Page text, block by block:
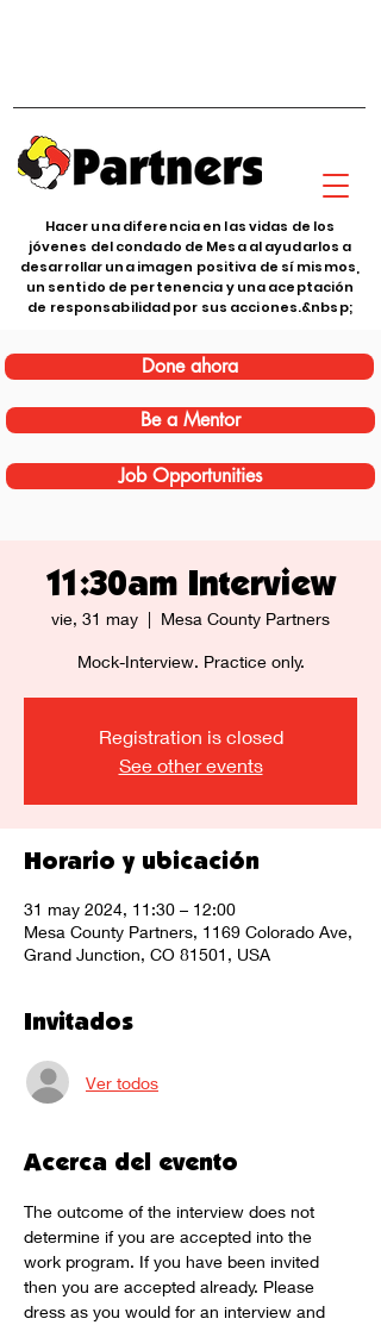
Hacer una diferencia en las vidas de los
jóvenes del condado de Mesa al ayudarlos a
desarrollar una imagen positiva de sí mismos,
un sentido de pertenencia y una aceptación
de responsabilidad por sus acciones.&nbsp;
Done ahora
Be a Mentor
Job Opportunities
11:30am Interview
vie, 31 may
  |
Mesa County Partners
Mock-Interview. Practice only.
Registration is closed
See other events
Horario y ubicación
31 may 2024, 11:30 – 12:00
Mesa County Partners, 1169 Colorado Ave,
Grand Junction, CO 81501, USA
Invitados
Ver todos
Acerca del evento
The outcome of the interview does not
determine if you are accepted into the
work program. If you have been invited
then you are accepted already. Please
dress as you would for an interview and